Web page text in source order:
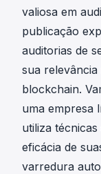
valiosa em
publicação
auditorias de
sua
blockchain.
uma empresa
utiliza
eficácia de
varredura